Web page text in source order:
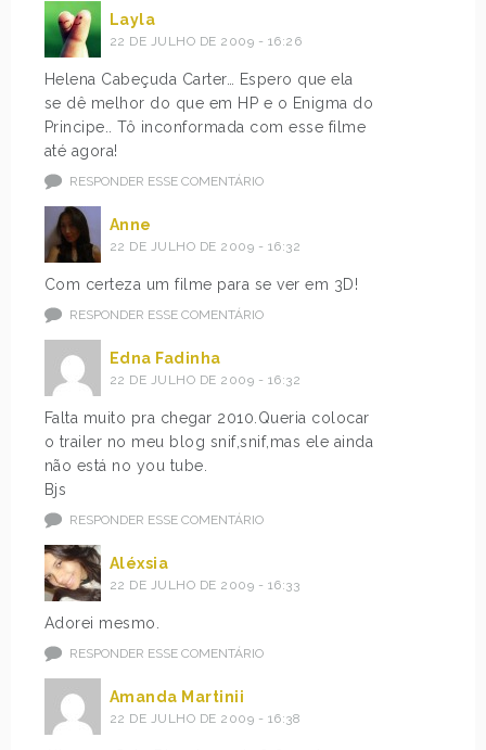
Layla
22 DE JULHO DE 2009 - 16:26
Helena Cabeçuda Carter… Espero que ela
se dê melhor do que em HP e o Enigma do
Principe.. Tô inconformada com esse filme
até agora!
RESPONDER ESSE COMENTÁRIO
Anne
22 DE JULHO DE 2009 - 16:32
Com certeza um filme para se ver em 3D!
RESPONDER ESSE COMENTÁRIO
Edna Fadinha
22 DE JULHO DE 2009 - 16:32
Falta muito pra chegar 2010.Queria colocar
o trailer no meu blog snif,snif,mas ele ainda
não está no you tube.
Bjs
RESPONDER ESSE COMENTÁRIO
Aléxsia
22 DE JULHO DE 2009 - 16:33
Adorei mesmo.
RESPONDER ESSE COMENTÁRIO
Amanda Martinii
22 DE JULHO DE 2009 - 16:38